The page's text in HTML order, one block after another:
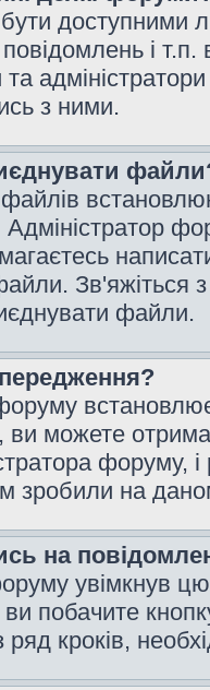
доступними
і
з ними.
Адміністратор
Зв'яжіться
файли.
можете
форуму,
зробили на
на
увімкнув
ви побачите
ряд кроків,